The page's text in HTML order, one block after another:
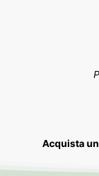
Acquista